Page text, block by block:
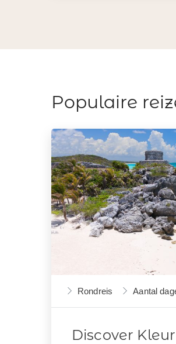
Populaire
Rondreis Aantal
Discover